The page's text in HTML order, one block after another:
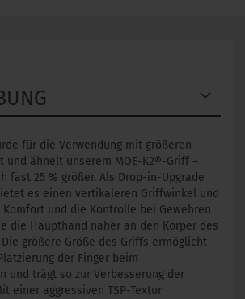
für die Verwendung mit größeren
und ähnelt unserem MOE-K2®-Griff –
fast 25 % größer. Als Drop-in-Upgrade
es einen vertikaleren Griffwinkel und
und die Kontrolle bei Gewehren
die Haupthand näher an den Körper des
größere Größe des Griffs ermöglicht
der Finger beim
und trägt so zur Verbesserung der
einer aggressiven TSP-Textur